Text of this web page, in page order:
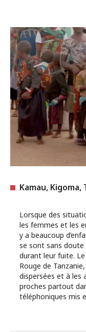
Kamau, Kigoma,
Lorsque des
les femmes et les
y a beaucoup
se sont sans doute
durant leur fuite.
Rouge de
dispersées et à les
proches partout
téléphoniques mis